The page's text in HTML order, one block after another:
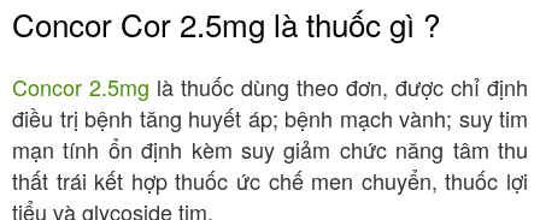
Concor Cor 2.5mg là thuốc gì ?
Concor 2.5mg là thuốc dùng theo đơn, được chỉ định
điều trị bệnh tăng huyết áp; bệnh mạch vành; suy tim
mạn tính ổn định kèm suy giảm chức năng tâm thu
thất trái kết hợp thuốc ức chế men chuyển, thuốc lợi
tiểu và glycoside tim.